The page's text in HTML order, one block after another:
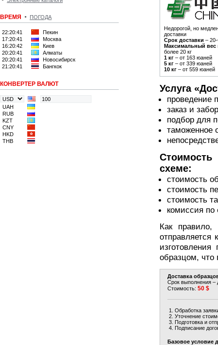
ВРЕМЯ ПОГОДА
22:20:41
Пекин
17:20:41
Москва
16:20:42
Киев
20:20:41
Алматы
20:20:41
Новосибирск
21:20:41
Бангкок
КОНВЕРТЕР ВАЛЮТ
UAH
RUB
KZT
CNY
HKD
THB
Недорогой, но
доставки
Срок доставки –
Максимальный вес
более 20 кг
1 кг – от 163 юаней
5 кг – от 339 юаней
10 кг – от 559 юаней
Услуга
проведение
заказ и
подбор для
таможенное
Стоимость
схеме:
стоимость
стоимость
стоимость
комиссия по
Как правило,
образцом, что
Доставка
Срок выполнения –
Стоимость: 50 $
Обработка
Уточнение
Подготовка и
Подписание
Базовое условие